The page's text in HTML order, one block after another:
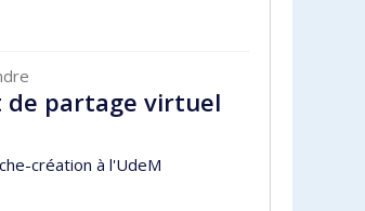
de partage virtuel
création à l'UdeM